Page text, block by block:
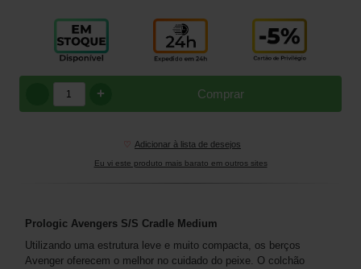
Comprar
+
Adicionar à lista de desejos
Eu vi este produto mais barato em outros sites
Prologic Avengers S/S Cradle Medium
Utilizando uma estrutura leve e muito compacta, os berços
Avenger oferecem o melhor no cuidado do peixe. O colchão